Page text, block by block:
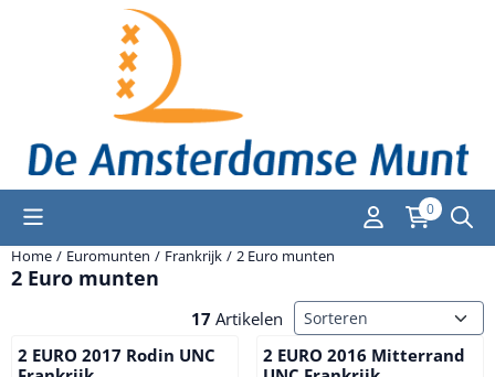
Cookievoorkeuren zijn momenteel gesloten.
0
Home / Euromunten / Frankrijk / 2 Euro munten
2 Euro munten
17 Artikelen Sorteermethode
2 EURO 2017 Rodin UNC
2 EURO 2016 Mitterrand